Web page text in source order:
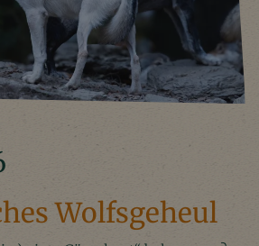
Wolfsgeheul